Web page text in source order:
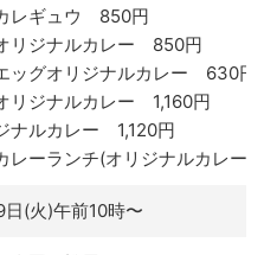
レギュウ 850円
リジナルカレー 850円
ッグオリジナルカレー 630円
リジナルカレー 1,160円
ナルカレー 1,120円
レーランチ(オリジナルカレ
(火)午前10時〜